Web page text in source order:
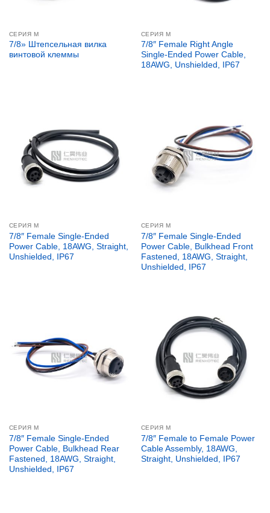
СЕРИЯ М
7/8» Штепсельная вилка
винтовой клеммы
СЕРИЯ М
7/8″ Female Right Angle
Single-Ended Power Cable,
18AWG, Unshielded, IP67
СЕРИЯ М
7/8″ Female Single-Ended
Power Cable, 18AWG, Straight,
Unshielded, IP67
СЕРИЯ М
7/8″ Female Single-Ended
Power Cable, Bulkhead Front
Fastened, 18AWG, Straight,
Unshielded, IP67
СЕРИЯ М
7/8″ Female Single-Ended
Power Cable, Bulkhead Rear
Fastened, 18AWG, Straight,
Unshielded, IP67
СЕРИЯ М
7/8″ Female to Female Power
Cable Assembly, 18AWG,
Straight, Unshielded, IP67